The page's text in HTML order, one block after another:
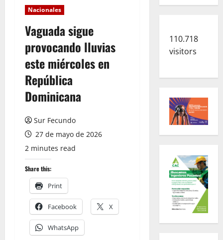
Nacionales
Vaguada sigue
provocando lluvias
este miércoles en
República
Dominicana
Sur Fecundo
27 de mayo de 2026
2 minutes read
Share this:
Print
Facebook X
WhatsApp
110.718
visitors